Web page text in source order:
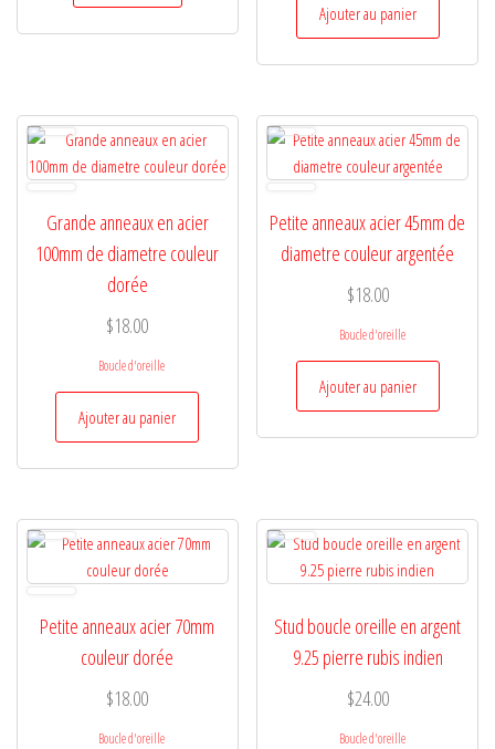
Ajouter au panier
Grande anneaux en acier
100mm de diametre couleur
dorée
$18.00
Boucle d'oreille
Ajouter au panier
Petite anneaux acier 45mm de
diametre couleur argentée
$18.00
Boucle d'oreille
Ajouter au panier
Petite anneaux acier 70mm
couleur dorée
$18.00
Boucle d'oreille
Stud boucle oreille en argent
9.25 pierre rubis indien
$24.00
Boucle d'oreille